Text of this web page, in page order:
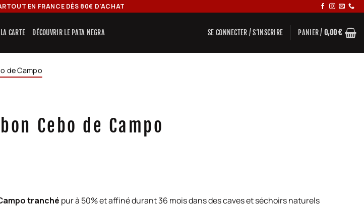
EN FRANCE DÈS 80€ D'ACHAT
LA CARTE DÉCOUVRIR LE PATA NEGRA SE CONNECTER / S’INSCRIRE PANIER / 0,00€
de Campo
Cebo de Campo
tranché pur à 50% et affiné durant 36 mois dans des caves et séchoirs naturels